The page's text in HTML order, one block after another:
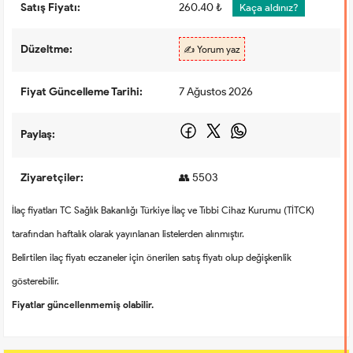
Satış Fiyatı: 260.40 ₺ Kaça aldınız?
Düzeltme: ✍️ Yorum yaz
Fiyat Güncelleme Tarihi: 7 Ağustos 2026
Paylaş:
Ziyaretçiler: 👥 5503
İlaç fiyatları TC Sağlık Bakanlığı Türkiye İlaç ve Tıbbi Cihaz Kurumu (TİTCK)
tarafından haftalık olarak yayınlanan listelerden alınmıştır.
Belirtilen ilaç fiyatı eczaneler için önerilen satış fiyatı olup değişkenlik
gösterebilir.
Fiyatlar güncellenmemiş olabilir.